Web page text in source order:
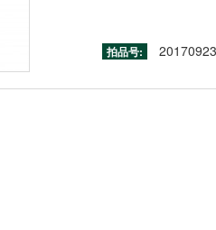
拍品号: